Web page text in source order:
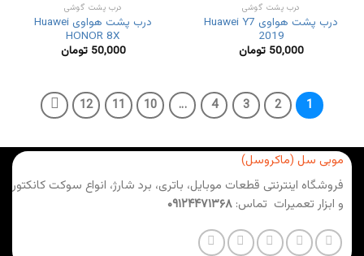
درب پشت گوشی
درب پشت هواوی Huawei Y7
2019
50,000 تومان
درب پشت گوشی
درب پشت هواوی Huawei
HONOR 8X
50,000 تومان
1
2
3
4
…
10
11
12
موبی سل (ماکروسل)
فروشگاه اینترنتی قطعات موبایل، باتری، برد شارژ، انواع سوکت کانکتور
و ابزار تعمیرات تماس: ۰۹۱۲۴۴۷۱۳۶۸